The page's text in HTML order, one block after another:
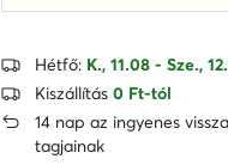
Hétfő: K., 11.08 - Sze.,
Kiszállítás 0 Ft-tól
14 nap az ingyenes
tagjainak